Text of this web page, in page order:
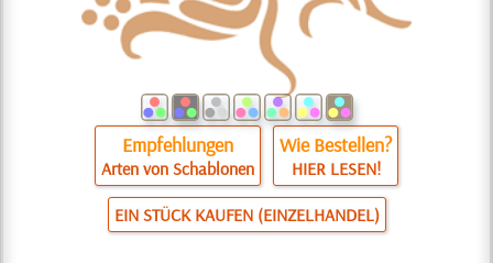
Empfehlungen
Arten von Schablonen
Wie Bestellen?
HIER LESEN!
EIN STÜCK KAUFEN (EINZELHANDEL)